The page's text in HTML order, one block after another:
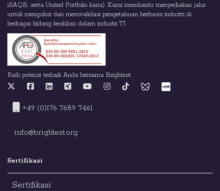
iSAQB, serta United Portfolio kami). Kami membantu menyediakan jalur
untuk mengukur dan memvalidasi pengetahuan berbasis industri di
berbagai bidang keahlian dalam industri TI.
Raih potensi terbaik Anda bersama Brightest.
+49 (0)176 7689 7461
info@brightest.org
Sertifikasi
Sertifikasi